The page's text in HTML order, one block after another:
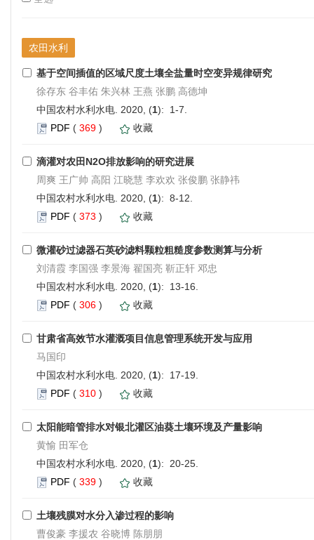
农田水利
基于空间插值的区域尺度土壤全盐量时空变异规律研究
徐存东 谷丰佑 朱兴林 王燕 张鹏 高德坤
中国农村水利水电. 2020, (1): 1-7.
PDF ( 369 ) 收藏
滴灌对农田N2O排放影响的研究进展
周爽 王广帅 高阳 江晓慧 李欢欢 张俊鹏 张静祎
中国农村水利水电. 2020, (1): 8-12.
PDF ( 373 ) 收藏
微灌砂过滤器石英砂滤料颗粒粗糙度参数测算与分析
刘清霞 李国强 李景海 翟国亮 靳正轩 邓忠
中国农村水利水电. 2020, (1): 13-16.
PDF ( 306 ) 收藏
甘肃省高效节水灌溉项目信息管理系统开发与应用
马国印
中国农村水利水电. 2020, (1): 17-19.
PDF ( 310 ) 收藏
太阳能暗管排水对银北灌区油葵土壤环境及产量影响
黄愉 田军仓
中国农村水利水电. 2020, (1): 20-25.
PDF ( 339 ) 收藏
土壤残膜对水分入渗过程的影响
曹俊豪 李援农 谷晓博 陈朋朋